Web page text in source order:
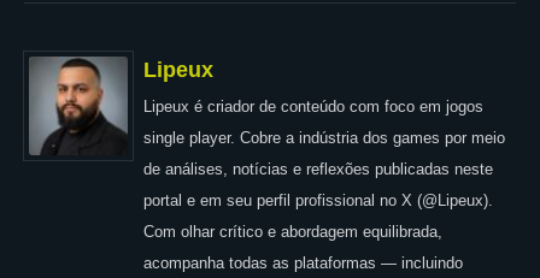
Lipeux
Lipeux é criador de conteúdo com foco em jogos
single player. Cobre a indústria dos games por meio
de análises, notícias e reflexões publicadas neste
portal e em seu perfil profissional no X (@Lipeux).
Com olhar crítico e abordagem equilibrada,
acompanha todas as plataformas — incluindo